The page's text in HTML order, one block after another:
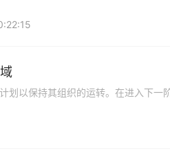
以保持其组织的运转。在进入下一